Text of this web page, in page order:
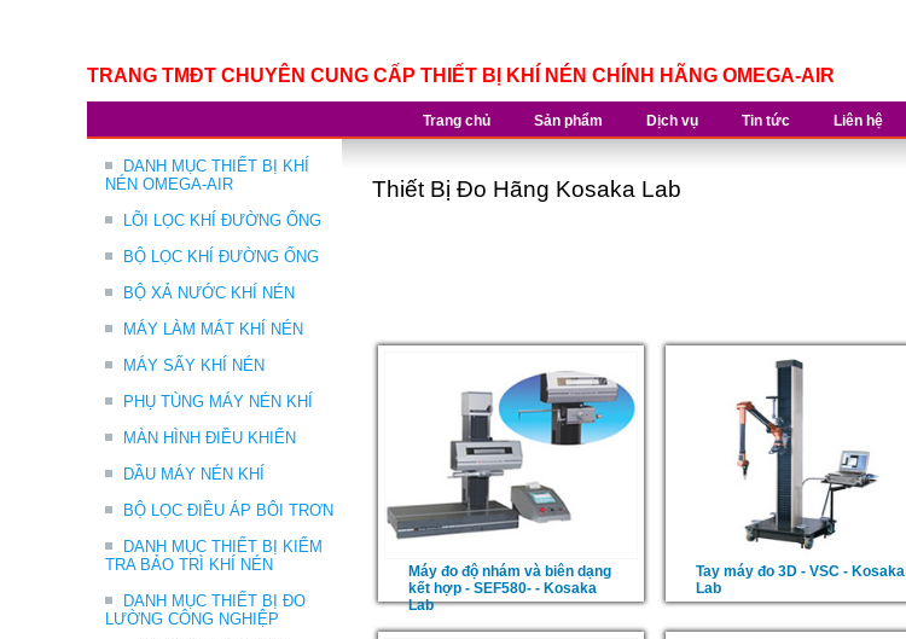
TRANG TMĐT CHUYÊN CUNG CẤP THIẾT BỊ KHÍ NÉN CHÍNH HÃNG OMEGA-AIR
Trang chủ Sản phẩm Dịch vụ Tin tức Liên hệ
DANH MỤC THIẾT BỊ KHÍ
NÉN OMEGA-AIR
LÕI LỌC KHÍ ĐƯỜNG ỐNG
BỘ LỌC KHÍ ĐƯỜNG ỐNG
BỘ XẢ NƯỚC KHÍ NÉN
MÁY LÀM MÁT KHÍ NÉN
MÁY SẤY KHÍ NÉN
PHỤ TÙNG MÁY NÉN KHÍ
MÀN HÌNH ĐIỀU KHIỂN
DẦU MÁY NÉN KHÍ
BỘ LỌC ĐIỀU ÁP BÔI TRƠN
DANH MỤC THIẾT BỊ KIỂM
TRA BẢO TRÌ KHÍ NÉN
DANH MỤC THIẾT BỊ ĐO
LƯỜNG CÔNG NGHIỆP
Thiết Bị Đo Hãng Kosaka Lab
Máy đo độ nhám và biên dạng
kết hợp - SEF580- - Kosaka
Lab
Tay máy đo 3D - VSC - Kosaka
Lab